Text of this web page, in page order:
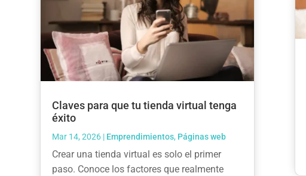
Claves para que tu tienda virtual tenga
éxito
Mar 14, 2026 | Emprendimientos, Páginas web
Crear una tienda virtual es solo el primer
paso. Conoce los factores que realmente